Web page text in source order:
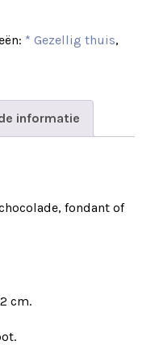
* Gezellig thuis,
informatie
fondant of
cm.